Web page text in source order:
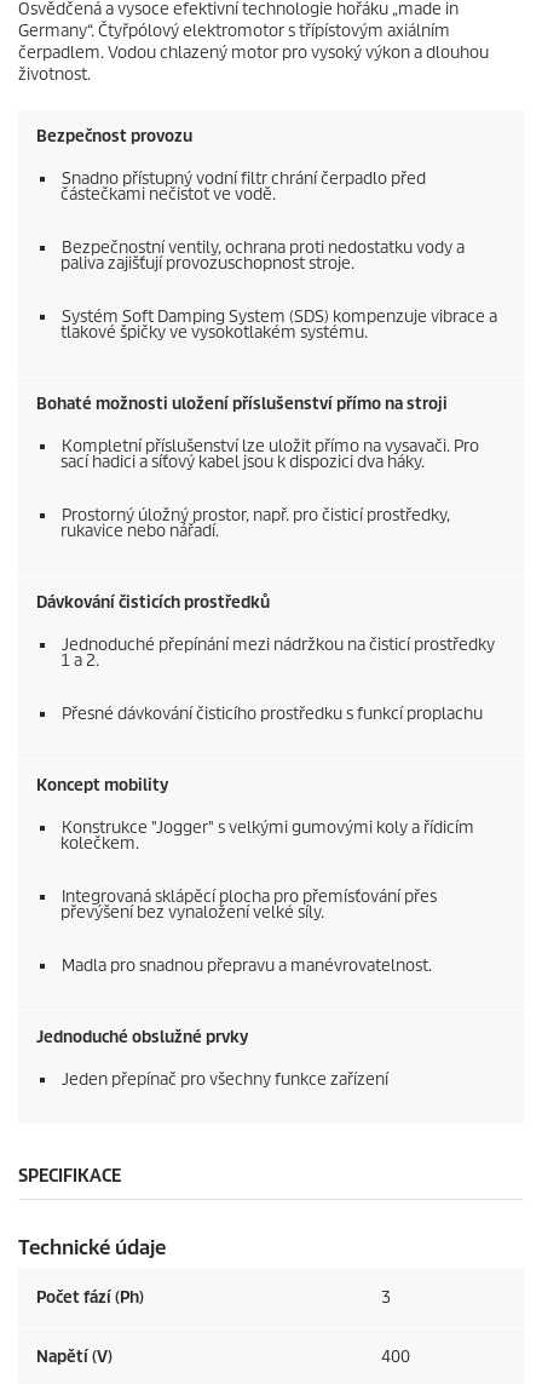
Osvědčená a vysoce efektivní technologie hořáku „made in
Germany“. Čtyřpólový elektromotor s třípístovým axiálním
čerpadlem. Vodou chlazený motor pro vysoký výkon a dlouhou
životnost.
Bezpečnost provozu
Snadno přístupný vodní filtr chrání čerpadlo před
částečkami nečistot ve vodě.
Bezpečnostní ventily, ochrana proti nedostatku vody a
paliva zajišťují provozuschopnost stroje.
Systém Soft Damping System (SDS) kompenzuje vibrace a
tlakové špičky ve vysokotlakém systému.
Bohaté možnosti uložení příslušenství přímo na stroji
Kompletní příslušenství lze uložit přímo na vysavači. Pro
sací hadici a síťový kabel jsou k dispozici dva háky.
Prostorný úložný prostor, např. pro čisticí prostředky,
rukavice nebo nářadí.
Dávkování čisticích prostředků
Jednoduché přepínání mezi nádržkou na čisticí prostředky
1 a 2.
Přesné dávkování čisticího prostředku s funkcí proplachu
Koncept mobility
Konstrukce "Jogger" s velkými gumovými koly a řídicím
kolečkem.
Integrovaná sklápěcí plocha pro přemísťování přes
převýšení bez vynaložení velké síly.
Madla pro snadnou přepravu a manévrovatelnost.
Jednoduché obslužné prvky
Jeden přepínač pro všechny funkce zařízení
SPECIFIKACE
Technické údaje
Počet fází (Ph) 3
Napětí (V) 400